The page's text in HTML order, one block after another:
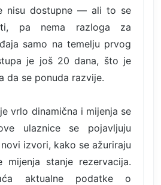
nisu dostupne — ali to se
pa nema razloga za
samo na temelju prvog
je još 20 dana, što je
da se ponuda razvije.
vrlo dinamična i mijenja se
ulaznice se pojavljuju
izvori, kako se ažuriraju
stanje rezervacija.
aktualne podatke o